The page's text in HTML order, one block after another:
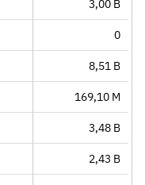
3,00 B
0
8,51 B
169,10 M
3,48 B
2,43 B